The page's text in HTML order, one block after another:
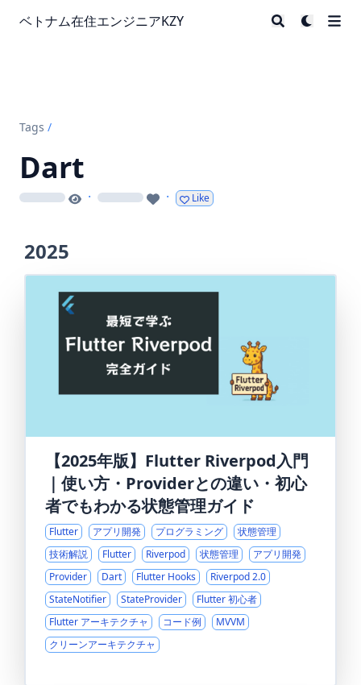
ベトナム在住エンジニアKZY
Tags /
Dart
loading · loading · Like
2025
【2025年版】Flutter Riverpod入門
｜使い方・Providerとの違い・初心
者でもわかる状態管理ガイド
Flutter アプリ開発 プログラミング
状態管理
技術解説
Flutter Riverpod 状態管理
アプリ開発
Provider
Dart Flutter Hooks
Riverpod 2.0
StateNotifier
StateProvider
Flutter 初心者
Flutter アーキテクチャ
コード例
MVVM
クリーンアーキテクチャ